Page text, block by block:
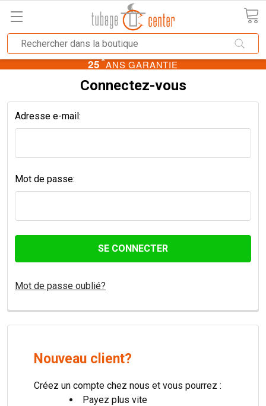
25★ANS GARANTIE
Connectez-vous
Adresse e-mail:
Mot de passe:
Mot de passe oublié?
Nouveau client?
Créez un compte chez nous et vous pourrez :
Payez plus vite